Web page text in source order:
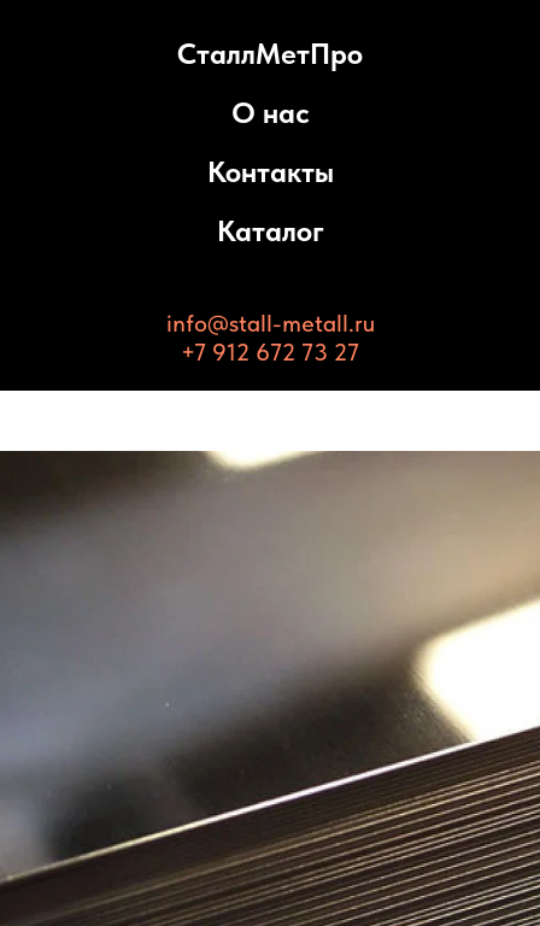
СталлМетПро
О нас
Контакты
Каталог
info@stall-metall.ru
+7 912 672 73 27